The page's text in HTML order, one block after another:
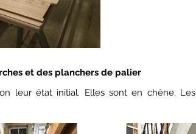
et des planchers de palier
leur état initial. Elles sont en chêne. Les